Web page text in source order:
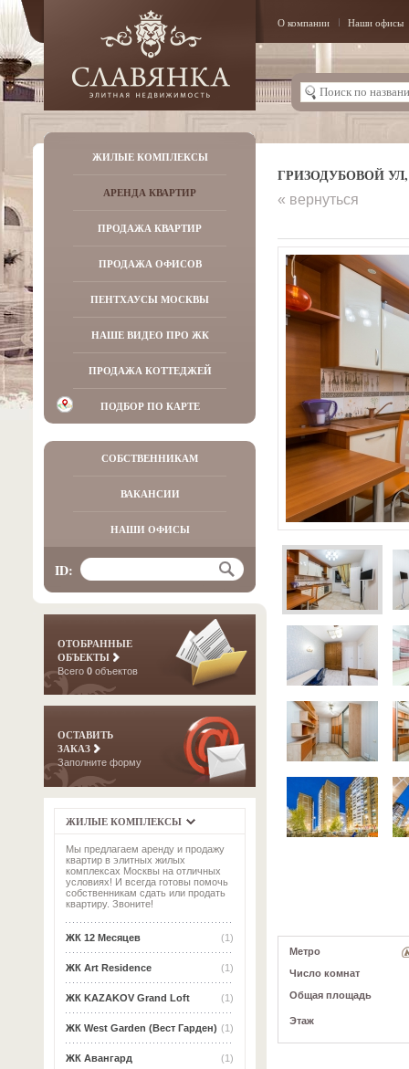
О компании Наши офисы
ЖИЛЫЕ КОМПЛЕКСЫ
АРЕНДА КВАРТИР
ПРОДАЖА КВАРТИР
ПРОДАЖА ОФИСОВ
ПЕНТХАУСЫ МОСКВЫ
НАШЕ ВИДЕО ПРО ЖК
ПРОДАЖА КОТТЕДЖЕЙ
ПОДБОР ПО КАРТЕ
СОБСТВЕННИКАМ
ВАКАНСИИ
НАШИ ОФИСЫ
ID:
ОТОБРАННЫЕ
ОБЪЕКТЫ
Всего 0 объектов
ОСТАВИТЬ
ЗАКАЗ
Заполните форму
ЖИЛЫЕ КОМПЛЕКСЫ
Мы предлагаем аренду и продажу
квартир в элитных жилых
комплексах Москвы на отличных
условиях! И всегда готовы помочь
собственникам сдать или продать
квартиру. Звоните!
(1)
ЖК 12 Месяцев
(1)
ЖК Art Residence
(1)
ЖК KAZAKOV Grand Loft
(1)
ЖК West Garden (Вест Гарден)
(1)
ЖК Авангард
ГРИЗОДУБОВОЙ
« вернуться
Метро
Число комнат
Общая площадь
Этаж